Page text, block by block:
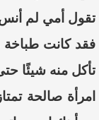
تقول أمي لم أنس
فقد كانت طباخة
تأكل منه شيئًا
امرأة صالحة